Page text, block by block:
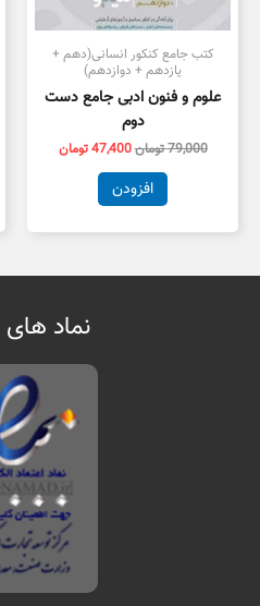
کتب جامع کنکور انسانی(دهم +
یازدهم + دوازدهم)
علوم و فنون ادبی جامع دست
دوم
79,000تومان47,400تومان
افزودن
نماد های